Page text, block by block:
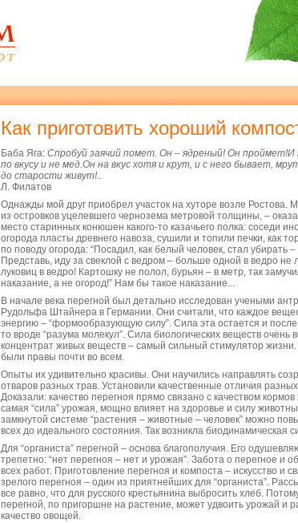
Как приготовить хороший
Баба Яга: Спробуй заячий помет. Он – ядреный! Он проймет!И
по вкусу и не мед.Он на вкус хотя и крут, и с него бывает,
до старости живут!..
Л. Филатов
Однажды мой друг приобрел участок на хуторе возле Ростова.
из островков уцелевшего чернозема метровой толщины, –
место старинных конюшен какого-то казачьего полка: cоседи
огорода пласты древнего навоза, сушили и топили печки, как
по поводу огорода: “Посадил, как белый человек, стал убирать
Представь, иду за свеклой с ведром – больше одной в ведро не
луковиц в ведро! Картошку не полол, бурьян – в метр, так
наказание, а не огород!” Нам бы такое наказание...
В начале века перегной был детально исследован учеными
Рудольфа Штайнера в Германии. Они считали, что каждое
энергию – “формообразующую силу”. Сила эта остается и
то вроде “разума молекул”. Сила биологических веществ очень
концентрат живых веществ – самый сильный стимулятор
были правы почти во всем.
Опыты их удивительно красивы. Они научились направлять
отваров разных трав. Установили качественные отличия
Доказали: качество перегноя прямо связано с качеством
самая “сила” урожая, мощно влияет на здоровье и силу
замкнутой системе “растения – животные – человек” можно
всех до идеального состояния. Так возникла биодинамическая
Для “органиста” перегной – основа благополучия. Его
трепетно: “нет перегноя – нет и урожая”. Забота о перегное и
всех работ. Приготовление перегноя и компоста – искусство и
зрелого перегноя – один из приятнейших для “органиста”.
все равно, что для русского крестьянина выбросить хлеб.
перегной, по пригоршне на растение, может удвоить урожай и
качество овощей.